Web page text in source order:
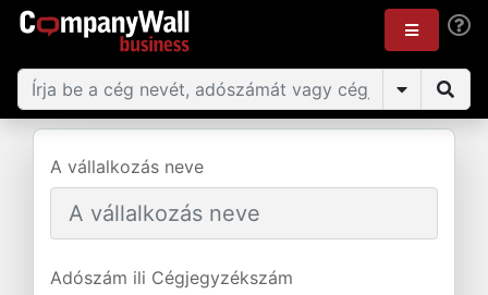
A vállalkozás neve
Adószám ili Cégjegyzékszám